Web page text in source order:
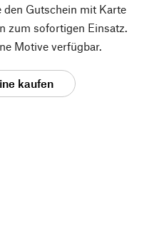
Gutschein mit Karte
zum sofortigen Einsatz.
Motive verfügbar.
kaufen